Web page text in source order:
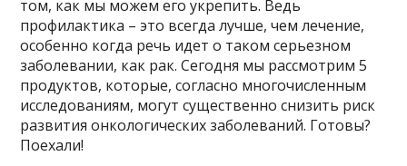
том, как мы можем его укрепить. Ведь
профилактика – это всегда лучше, чем лечение,
особенно когда речь идет о таком серьезном
заболевании, как рак. Сегодня мы рассмотрим 5
продуктов, которые, согласно многочисленным
исследованиям, могут существенно снизить риск
развития онкологических заболеваний. Готовы?
Поехали!